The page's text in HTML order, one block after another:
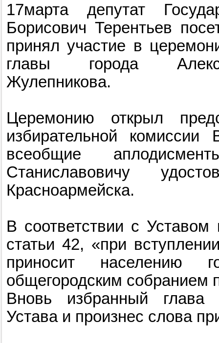
17марта депутат
Борисович Терентьев
принял участие в
главы города
Жулепникова.
Церемонию открыл
избирательной комиссии
всеобщие
Станиславовичу
Красноармейска.
В соответствии с
статьи 42, «при
приносит населению
общегородским собранием
Вновь избранный глава
Устава и произнес слова